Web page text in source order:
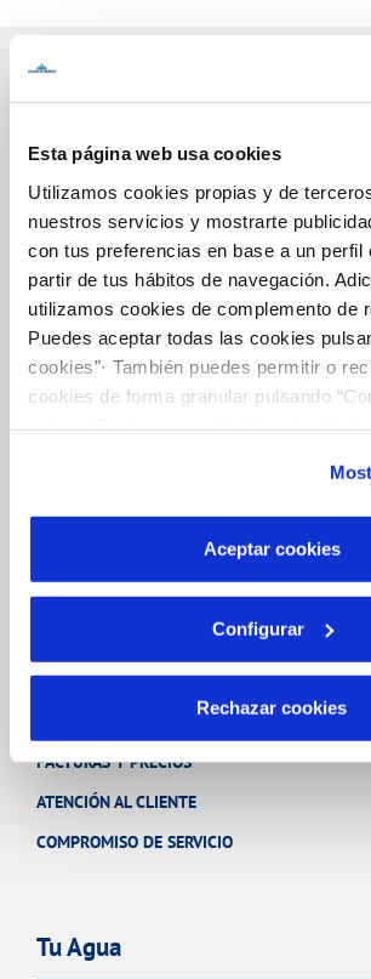
Esta página web usa cookies
Utilizamos cookies propias y de
nuestros servicios y mostrarte
con tus preferencias en base a un perfil
partir de tus hábitos de navegación.
utilizamos cookies de complemento de
Puedes aceptar todas las cookies
cookies”· También puedes permitir o
cookies de forma granular pulsando
son indispensables para que el sitio
por tanto no se pueden desactivar.
más información en nuestraPolítica de
Aceptar cookies
Configurar
Rechazar cookies
Inicio
Gestiones Online
FACTURAS, PAGOS Y CONSUMOS
CONTRATOS
Tu Servicio
FACTURAS Y PRECIOS
ATENCIÓN AL CLIENTE
COMPROMISO DE SERVICIO
Tu Agua